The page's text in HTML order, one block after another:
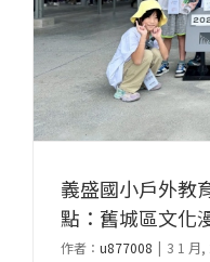
義盛國小戶外教
點：舊城區文化
作者： u877008 | 3 1 月,